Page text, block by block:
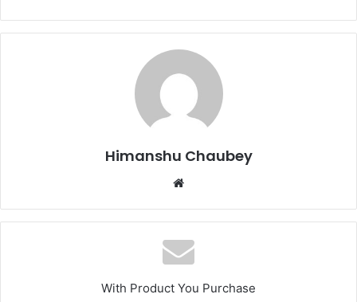
c
e
st
o
ai
l
ar
e
Himanshu Chaubey
With Product You Purchase